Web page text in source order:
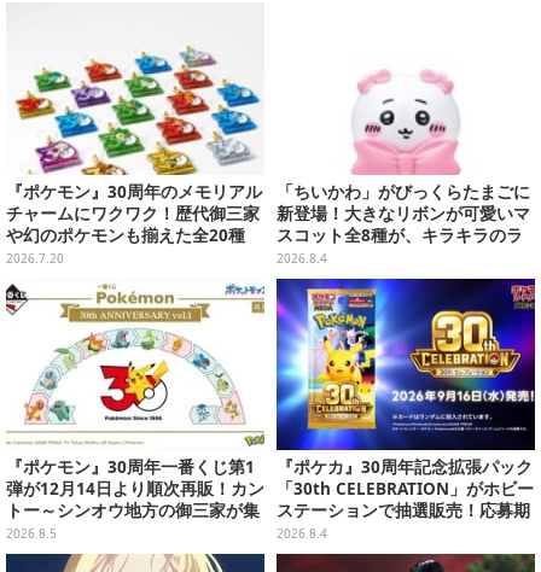
『ポケモン』30周年のメモリアル
チャームにワクワク！歴代御三家
や幻のポケモンも揃えた全20種
2026.7.20
「ちいかわ」がびっくらたまごに
新登場！大きなリボンが可愛いマ
スコット全8種が、キラキラのラ
メ入り入浴剤から飛び出す
2026.8.4
『ポケモン』30周年一番くじ第1
弾が12月14日より順次再販！カン
トー～シンオウ地方の御三家が集
まった時計、ぬいぐるみなど記念
グッズ盛りだくさん
2026.8.5
『ポケカ』30周年記念拡張パック
「30th CELEBRATION」がホビー
ステーションで抽選販売！応募期
間は8月6日23時59分まで
2026.8.4